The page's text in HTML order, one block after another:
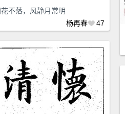
不落，风静月常明
杨再春
47